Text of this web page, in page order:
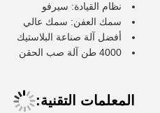
نظام القيادة: سيرفو
سمك العفن: سمك عالي
أفضل آلة صناعة البلاستيك
4000 طن آلة صب الحقن
المعلمات التقنية: